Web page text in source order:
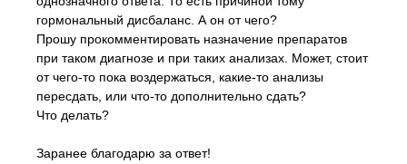
гормональный дисбаланс. А он от чего?
Прошу прокомментировать назначение препаратов
при таком диагнозе и при таких анализах. Может, стоит
от чего-то пока воздержаться, какие-то анализы
пересдать, или что-то дополнительно сдать?
Что делать?
Заранее благодарю за ответ!